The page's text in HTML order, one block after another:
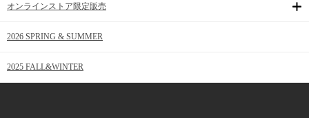
オンラインストア限定販売
2026 SPRING & SUMMER
2025 FALL&WINTER